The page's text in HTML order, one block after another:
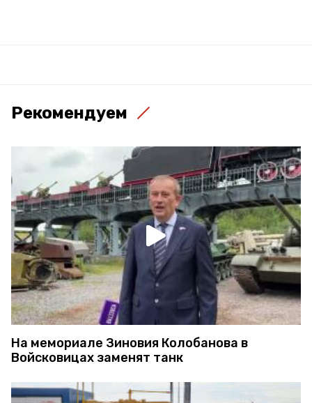
Рекомендуем
На мемориале Зиновия Колобанова в
Войсковицах заменят танк